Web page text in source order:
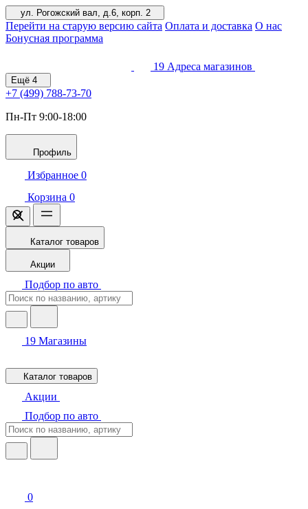
ул. Рогожский вал, д.6, корп. 2
Перейти на старую версию сайта Оплата и доставка О нас
Бонусная программа
19 Адреса магазинов
Ещё 4
+7 (499) 788-73-70
Пн-Пт 9:00-18:00
Профиль
Избранное 0
Корзина 0
Каталог товаров
Акции
Подбор по авто
19 Магазины
Каталог товаров
Акции
Подбор по авто
0